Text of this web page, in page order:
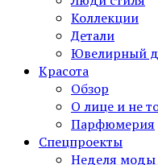
Коллекции
Детали
Ювелирный
Красота
Обзор
О лице и не
Парфюмерия
Спецпроекты
Неделя моды